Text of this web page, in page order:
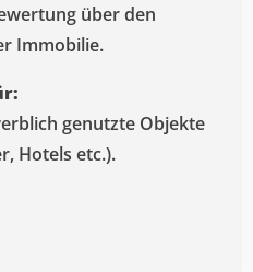
über den
Immobilie.
genutzte Objekte
Hotels etc.).